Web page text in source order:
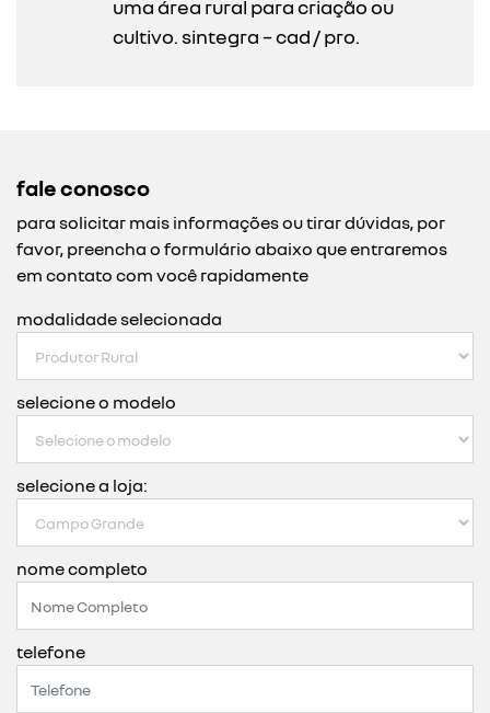
uma área rural para criação ou
cultivo. sintegra – cad / pro.
fale conosco
para solicitar mais informações ou tirar dúvidas, por
favor, preencha o formulário abaixo que entraremos
em contato com você rapidamente
modalidade selecionada
selecione o modelo
selecione a loja:
nome completo
telefone